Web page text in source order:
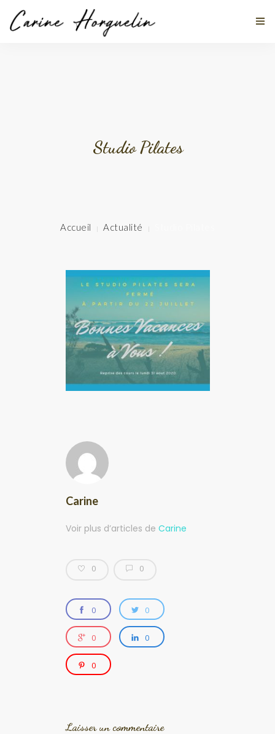
Studio Pilates
Accueil Actualité
Carine
Voir plus d’articles de Carine
0 0
0 0
0 0
0
Laisser un commentaire